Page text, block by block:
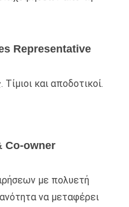
Representative
και αποδοτικοί.
Co-owner
με πολυετή
να μεταφέρει